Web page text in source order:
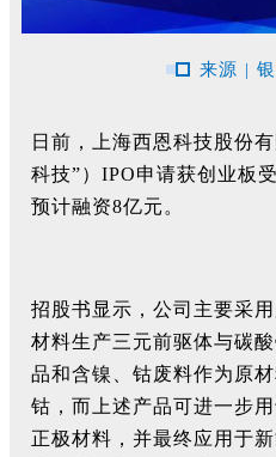
来源 |
日前，上海西恩科技股份
科技”）IPO申请获创业板
预计融资8亿元。
招股书显示，公司主要采
材料生产三元前驱体与碳
品和含镍、钴废料作为原
钴，而上述产品可进一步
正极材料，并最终应用于